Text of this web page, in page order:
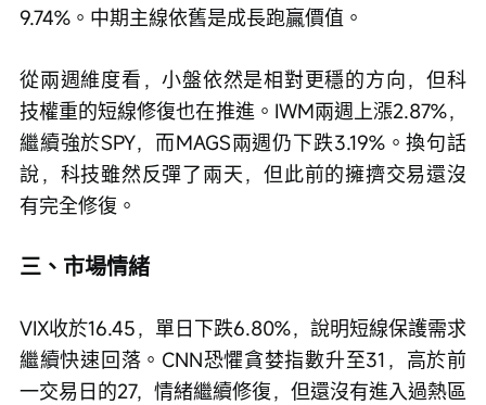
9.74%。中期主線依舊是成長跑贏價值。
從兩週維度看，小盤依然是相對更穩的方向，但科
技權重的短線修復也在推進。IWM兩週上漲2.87%，
繼續強於SPY，而MAGS兩週仍下跌3.19%。換句話
說，科技雖然反彈了兩天，但此前的擁擠交易還沒
有完全修復。
三、市場情緒
VIX收於16.45，單日下跌6.80%，說明短線保護需求
繼續快速回落。CNN恐懼貪婪指數升至31，高於前
一交易日的27，情緒繼續修復，但還沒有進入過熱區